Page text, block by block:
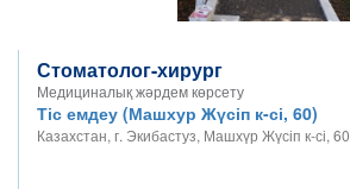
Стоматолог-хирург
Медициналық жәрдем көрсету
Тіс емдеу (Машхур Жүсіп к-сі, 60)
Казахстан, г. Экибастуз, Машхүр Жүсіп к-сі, 60